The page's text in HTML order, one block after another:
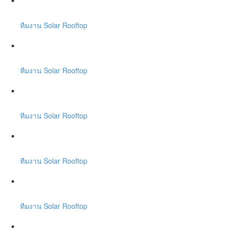
ทีมงาน Solar Rooftop
ทีมงาน Solar Rooftop
ทีมงาน Solar Rooftop
ทีมงาน Solar Rooftop
ทีมงาน Solar Rooftop